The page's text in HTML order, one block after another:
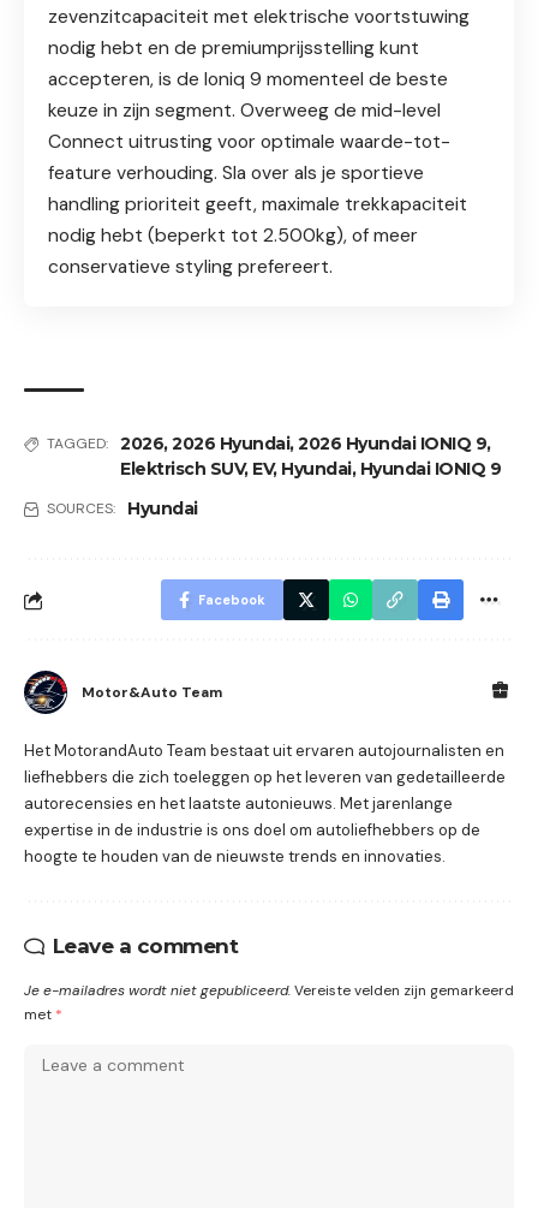
zevenzitcapaciteit met elektrische voortstuwing
nodig hebt en de premiumprijsstelling kunt
accepteren, is de Ioniq 9 momenteel de beste
keuze in zijn segment. Overweeg de mid-level
Connect uitrusting voor optimale waarde-tot-
feature verhouding. Sla over als je sportieve
handling prioriteit geeft, maximale trekkapaciteit
nodig hebt (beperkt tot 2.500kg), of meer
conservatieve styling prefereert.
TAGGED: 2026,2026 Hyundai,2026 Hyundai IONIQ 9,
Elektrisch SUV, EV, Hyundai, Hyundai IONIQ 9
SOURCES: Hyundai
Facebook
Motor&Auto Team
Het MotorandAuto Team bestaat uit ervaren autojournalisten en
liefhebbers die zich toeleggen op het leveren van gedetailleerde
autorecensies en het laatste autonieuws. Met jarenlange
expertise in de industrie is ons doel om autoliefhebbers op de
hoogte te houden van de nieuwste trends en innovaties.
Leave a comment
Je e-mailadres wordt niet gepubliceerd.Vereiste velden zijn gemarkeerd
met *